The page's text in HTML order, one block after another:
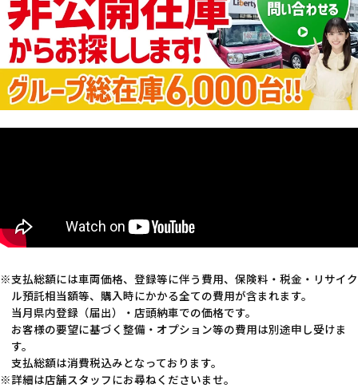
支払総額には車両価格、登録等に伴う費用、保険料・税金・リサイク
ル預託相当額等、購入時にかかる全ての費用が含まれます。
当月県内登録（届出）・店頭納車での価格です。
お客様の要望に基づく整備・オプション等の費用は別途申し受けま
す。
支払総額は消費税込みとなっております。
詳細は店舗スタッフにお尋ねくださいませ。